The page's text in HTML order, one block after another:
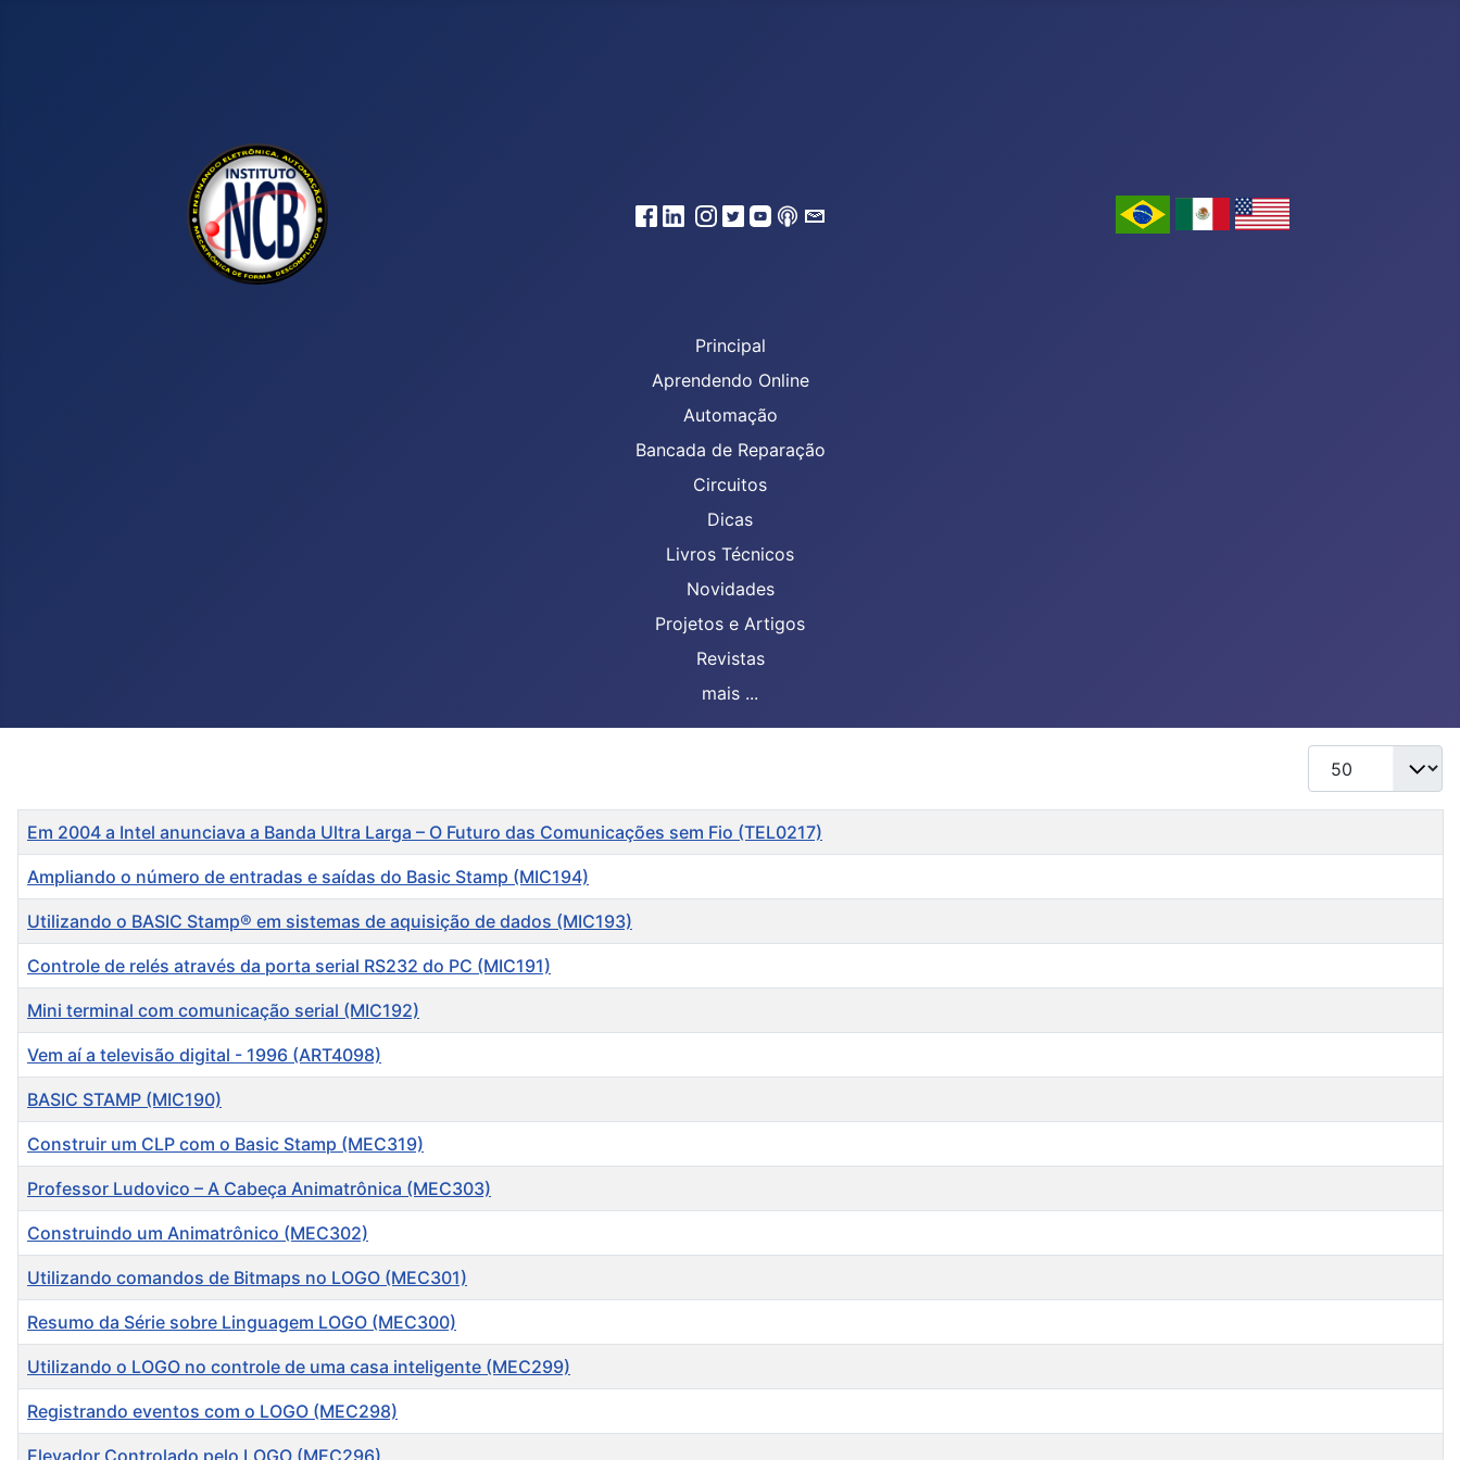
Principal
Aprendendo Online
Automação
Bancada de Reparação
Circuitos
Dicas
Livros Técnicos
Novidades
Projetos e Artigos
Revistas
mais ...
Mostrar #
Título
Em 2004 a Intel anunciava a Banda Ultra Larga – O Futuro das Comunicações sem Fio (TEL0217)
Ampliando o número de entradas e saídas do Basic Stamp (MIC194)
Utilizando o BASIC Stamp® em sistemas de aquisição de dados (MIC193)
Controle de relés através da porta serial RS232 do PC (MIC191)
Mini terminal com comunicação serial (MIC192)
Vem aí a televisão digital - 1996 (ART4098)
BASIC STAMP (MIC190)
Construir um CLP com o Basic Stamp (MEC319)
Professor Ludovico – A Cabeça Animatrônica (MEC303)
Construindo um Animatrônico (MEC302)
Utilizando comandos de Bitmaps no LOGO (MEC301)
Resumo da Série sobre Linguagem LOGO (MEC300)
Utilizando o LOGO no controle de uma casa inteligente (MEC299)
Registrando eventos com o LOGO (MEC298)